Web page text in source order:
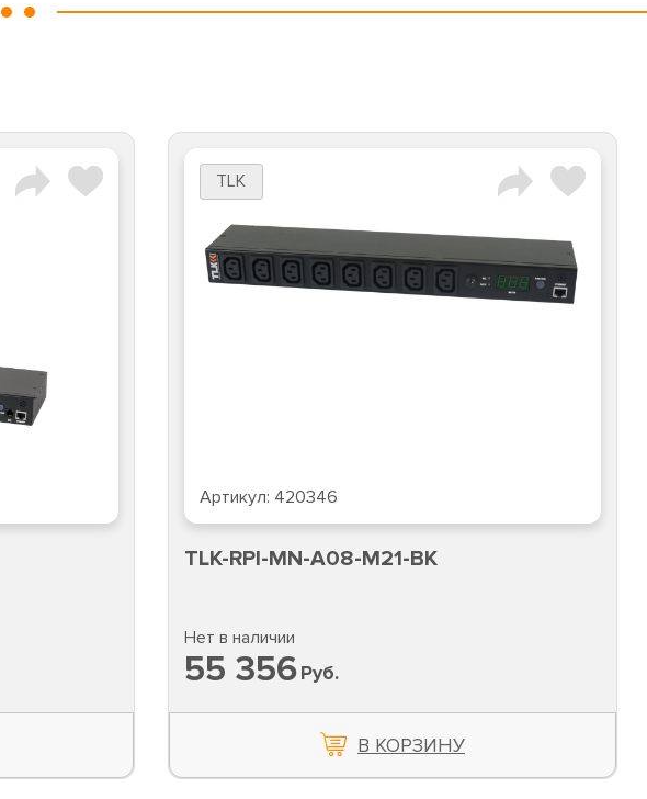
TLK
Артикул: 420346
TLK-RPI-MN-A08-M21-BK
Нет в наличии
55 356Руб.
В КОРЗИНУ